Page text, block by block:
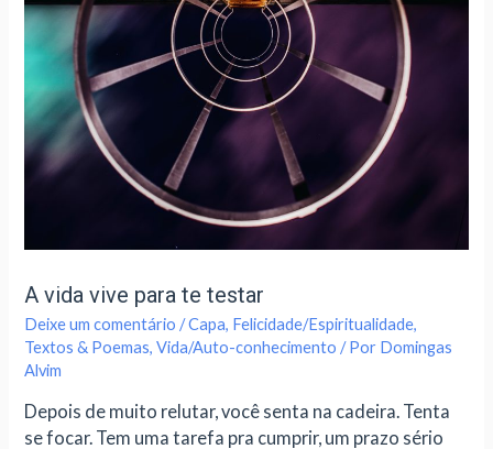
A vida vive para te testar
Deixe um comentário /Capa, Felicidade/Espiritualidade,
Textos & Poemas,Vida/Auto-conhecimento / Por Domingas
Alvim
Depois de muito relutar, você senta na cadeira. Tenta
se focar. Tem uma tarefa pra cumprir, um prazo sério